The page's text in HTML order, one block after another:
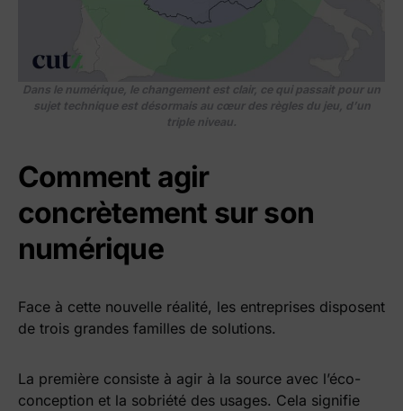
Dans le numérique, le changement est clair, ce qui passait pour un
sujet technique est désormais au cœur des règles du jeu, d’un
triple niveau.
Comment agir
concrètement sur son
numérique
Face à cette nouvelle réalité, les entreprises disposent
de trois grandes familles de solutions.
La première consiste à agir à la source avec l’éco-
conception et la sobriété des usages. Cela signifie